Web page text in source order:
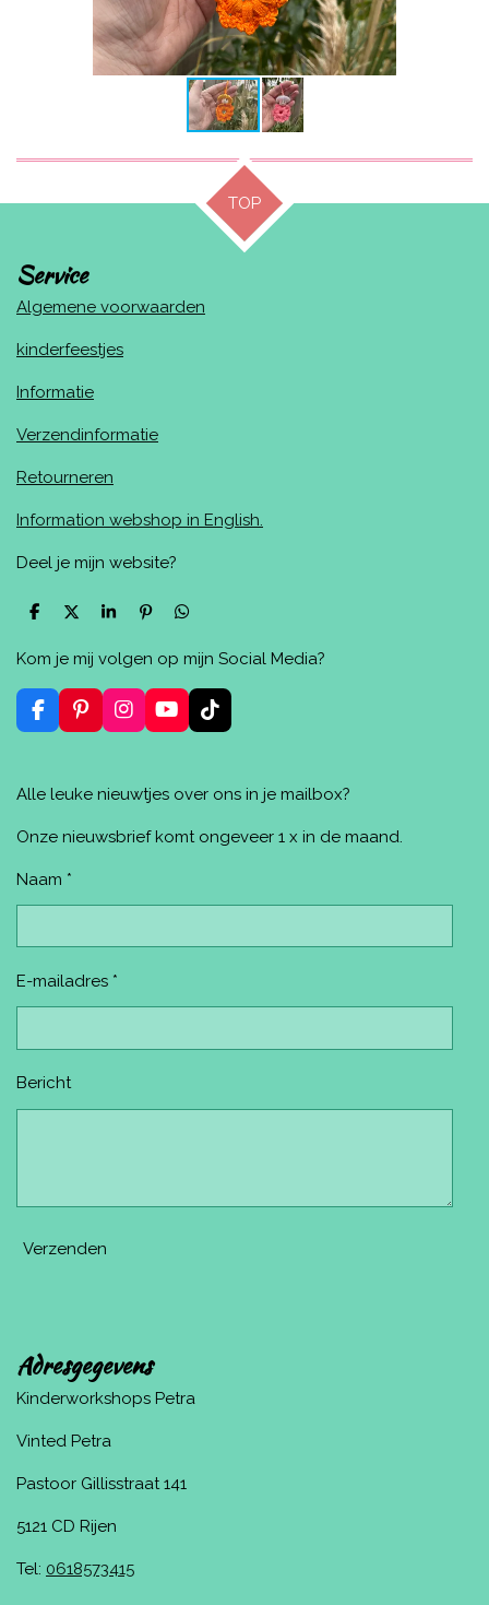
TOP
Service
Algemene voorwaarden
kinderfeestjes
Informatie
Verzendinformatie
Retourneren
Information webshop in English.
Deel je mijn website?
D
e
D
l
S
r
P
n
n
D
e
Kom je mij volgen op mijn Social Media?
F
a
b
o
P
i
e
e
I
n
a
r
Y
o
u
e
T
i
o
Alle leuke nieuwtjes over ons in je mailbox?
Onze nieuwsbrief komt ongeveer 1 x in de maand.
Naam *
E-mailadres *
Bericht
Verzenden
Adresgegevens
Kinderworkshops Petra
Vinted Petra
Pastoor Gillisstraat 141
5121 CD Rijen
Tel: 0618573415